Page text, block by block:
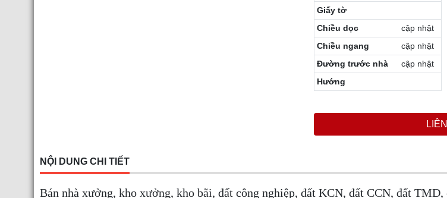
Giấy tờ
Chiều dọc
cập nhật
Chiều ngang
cập nhật
Đường trước nhà
cập nhật
Hướng
NỘI DUNG CHI TIẾT
Bán nhà xưởng, kho xưởng, kho bãi, đất công nghiệp, đất KCN, đất CCN, đất TMD,